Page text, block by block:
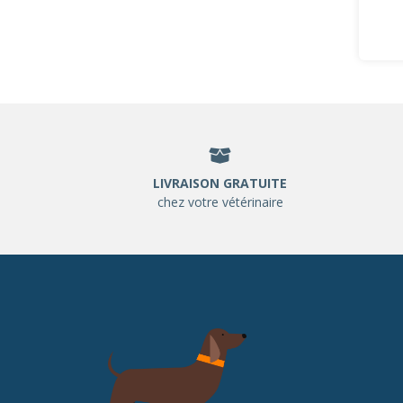
LIVRAISON GRATUITE
chez votre vétérinaire